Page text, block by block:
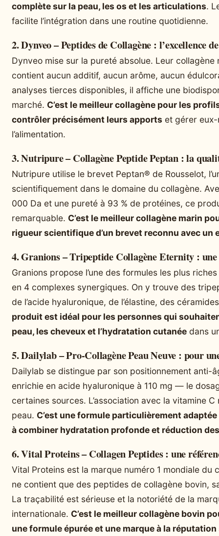
complète sur la peau, les os et les articulations.
facilite l’intégration dans une routine quotidienne.
2. Dynveo – Peptides de Collagène : l’excellence
Dynveo mise sur la pureté absolue. Leur
contient aucun additif, aucun arôme, aucun
analyses tierces disponibles, il affiche une
marché. C’est le meilleur collagène pour les
contrôler précisément leurs apports et gérer eux-
l’alimentation.
3. Nutripure – Collagène Peptide Peptan : la
Nutripure utilise le brevet Peptan® de Rousselot,
scientifiquement dans le domaine du collagène.
000 Da et une pureté à 93 % de protéines, ce
remarquable. C’est le meilleur collagène marin
rigueur scientifique d’un brevet reconnu avec
4. Granions – Tripeptide Collagène Eternity :
Granions propose l’une des formules les plus
en 4 complexes synergiques. On y trouve des
de l’acide hyaluronique, de l’élastine, des
produit est idéal pour les personnes qui
peau, les cheveux et l’hydratation cutanée dans
5. Dailylab – Pro-Collagène Peau Neuve : pour
Dailylab se distingue par son positionnement anti-
enrichie en acide hyaluronique à 110 mg — le
certaines sources. L’association avec la vitamine
peau. C’est une formule particulièrement
à combiner hydratation profonde et réduction
6. Vital Proteins – Collagen Peptides : une
Vital Proteins est la marque numéro 1 mondiale du
ne contient que des peptides de collagène bovin,
La traçabilité est sérieuse et la notoriété de la
internationale. C’est le meilleur collagène bovin
une formule épurée et une marque à la